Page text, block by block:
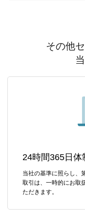
その他
24時間365日
当社の基準に照らし、
取引は、一時的にお取
ただきます。